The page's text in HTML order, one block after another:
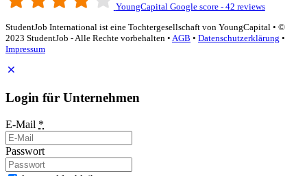
YoungCapital Google score - 42 reviews
StudentJob International ist eine Tochtergesellschaft von YoungCapital • ©
2023 StudentJob - Alle Rechte vorbehalten • AGB • Datenschutzerklärung •
Impressum
Login für Unternehmen
E-Mail *
Passwort